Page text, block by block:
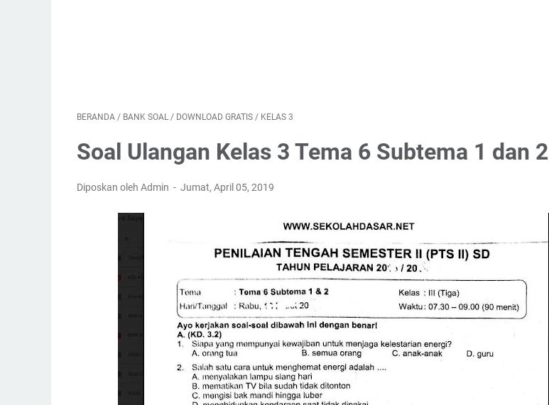
BERANDA / BANK SOAL / DOWNLOAD GRATIS / KELAS 3
Soal Ulangan Kelas 3 Tema 6 Subtema 1 dan 2
Diposkan oleh Admin Jumat, April 05, 2019